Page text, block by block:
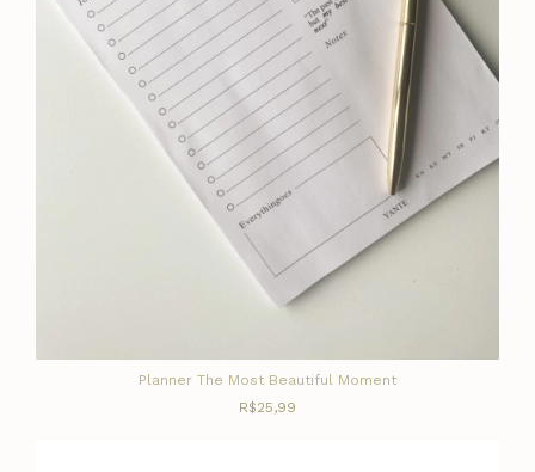
Planner The Most Beautiful Moment
R$25,99